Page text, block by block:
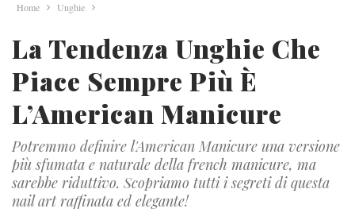
Home Unghie
La Tendenza Unghie Che
Piace Sempre Più È
L’American Manicure
Potremmo definire l'American Manicure una versione
più sfumata e naturale della french manicure, ma
sarebbe riduttivo. Scopriamo tutti i segreti di questa
nail art raffinata ed elegante!